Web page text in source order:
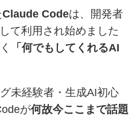
Claude Codeは、開発者
て利用され始めました
「何でもしてくれるAI
未経験者・生成AI初心
が何故今ここまで話題